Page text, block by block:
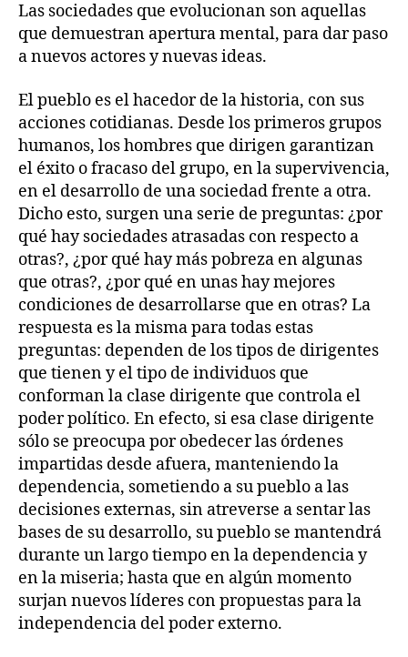
Las sociedades que evolucionan son aquellas
que demuestran apertura mental, para dar paso
a nuevos actores y nuevas ideas.
El pueblo es el hacedor de la historia, con sus
acciones cotidianas. Desde los primeros grupos
humanos, los hombres que dirigen garantizan
el éxito o fracaso del grupo, en la supervivencia,
en el desarrollo de una sociedad frente a otra.
Dicho esto, surgen una serie de preguntas: ¿por
qué hay sociedades atrasadas con respecto a
otras?, ¿por qué hay más pobreza en algunas
que otras?, ¿por qué en unas hay mejores
condiciones de desarrollarse que en otras? La
respuesta es la misma para todas estas
preguntas: dependen de los tipos de dirigentes
que tienen y el tipo de individuos que
conforman la clase dirigente que controla el
poder político. En efecto, si esa clase dirigente
sólo se preocupa por obedecer las órdenes
impartidas desde afuera, manteniendo la
dependencia, sometiendo a su pueblo a las
decisiones externas, sin atreverse a sentar las
bases de su desarrollo, su pueblo se mantendrá
durante un largo tiempo en la dependencia y
en la miseria; hasta que en algún momento
surjan nuevos líderes con propuestas para la
independencia del poder externo.